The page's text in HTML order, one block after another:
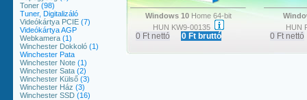
Toner (98)
Tuner, Digitalizáló
Videókártya PCIE (7)
Videókártya AGP
Webkamera (1)
Winchester Dokkoló (1)
Winchester Pata
Winchester Note (1)
Winchester Sata (2)
Winchester Külső (3)
Winchester Ház (3)
Winchester SSD (16)
Windows 10Home 64-bit
HUN KW9-00135
0 Ft nettó 0 Ft bruttó
HUN
0 Ft nettó